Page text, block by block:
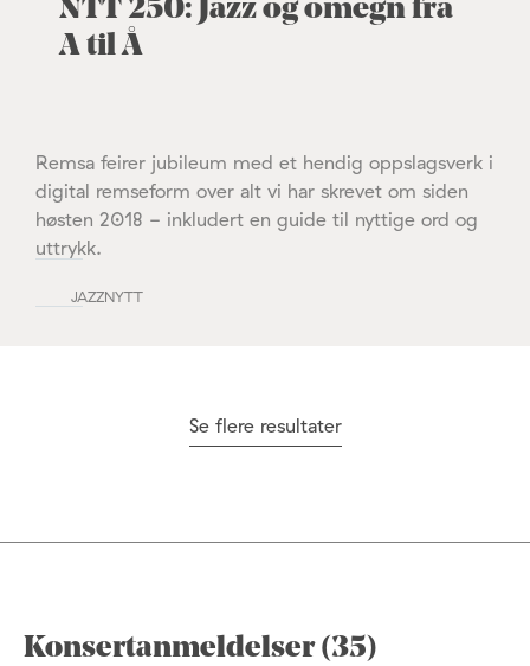
NTT 250: Jazz og omegn fra
A til Å
Remsa feirer jubileum med et hendig oppslagsverk i
digital remseform over alt vi har skrevet om siden
høsten 2018 - inkludert en guide til nyttige ord og
uttrykk.
JAZZNYTT
Se flere resultater
Konsertanmeldelser (35)